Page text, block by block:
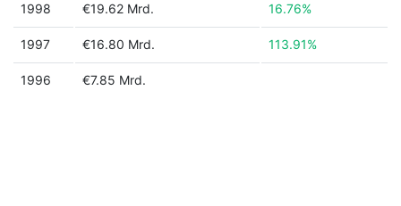
1998 €19.62 Mrd. 16.76%
1997 €16.80 Mrd. 113.91%
1996 €7.85 Mrd.